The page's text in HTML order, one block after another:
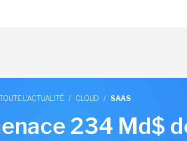
L'ACTUALITÉ / CLOUD / SAAS
234 Md$